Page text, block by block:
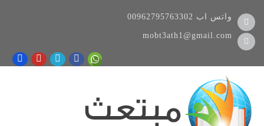
00962795763302 واتس اب
mobt3ath1@gmail.com